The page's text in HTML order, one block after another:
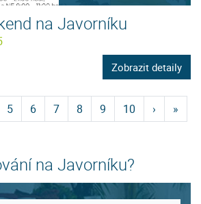
na Javorníku
Zobrazit detaily
5 6 7 8 9 10 › »
na Javorníku?